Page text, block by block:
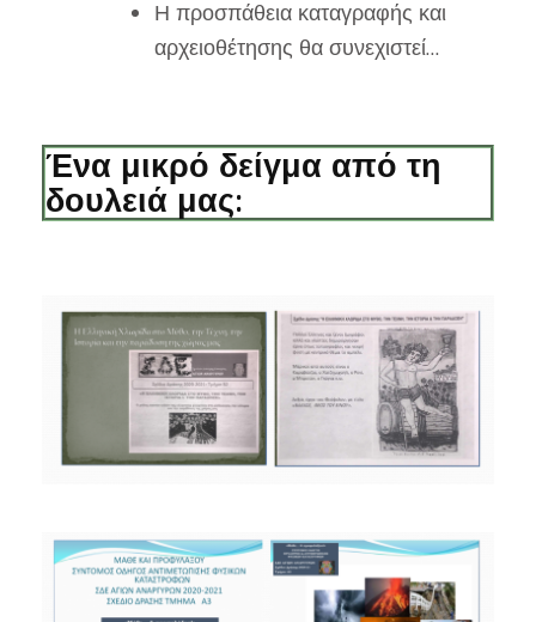
Η προσπάθεια καταγραφής και
αρχειοθέτησης θα συνεχιστεί…
Ένα μικρό δείγμα από τη
δουλειά μας: